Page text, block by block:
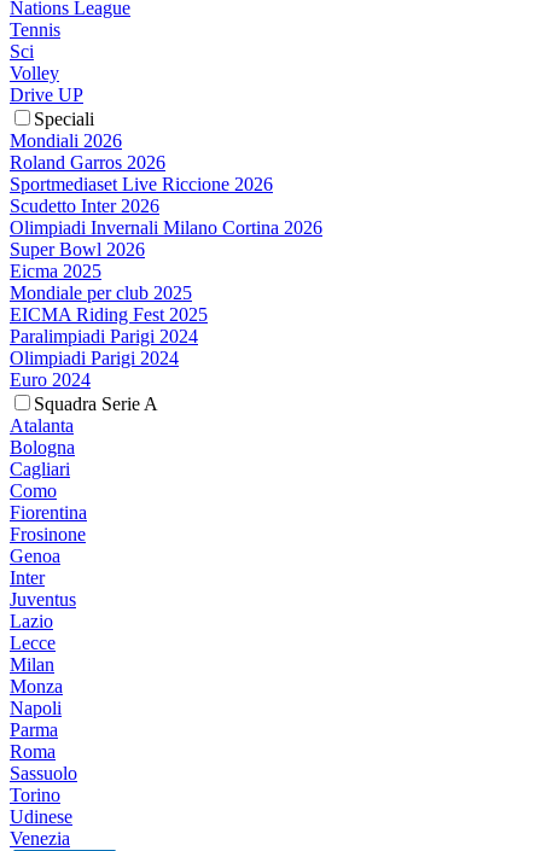
Nations League
Tennis
Sci
Volley
Drive UP
Speciali
Mondiali 2026
Roland Garros 2026
Sportmediaset Live Riccione 2026
Scudetto Inter 2026
Olimpiadi Invernali Milano Cortina 2026
Super Bowl 2026
Eicma 2025
Mondiale per club 2025
EICMA Riding Fest 2025
Paralimpiadi Parigi 2024
Olimpiadi Parigi 2024
Euro 2024
Squadra Serie A
Atalanta
Bologna
Cagliari
Como
Fiorentina
Frosinone
Genoa
Inter
Juventus
Lazio
Lecce
Milan
Monza
Napoli
Parma
Roma
Sassuolo
Torino
Udinese
Venezia